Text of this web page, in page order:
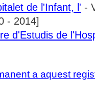
de l'Infant, l' -
- 2014]
d'Estudis de
a aquest